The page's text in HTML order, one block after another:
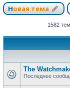
Новая тема
1582
The
Последнее